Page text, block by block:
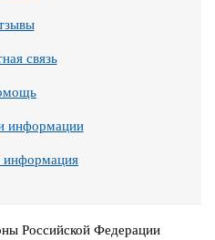
связь
информации
информация
Российской Федерации